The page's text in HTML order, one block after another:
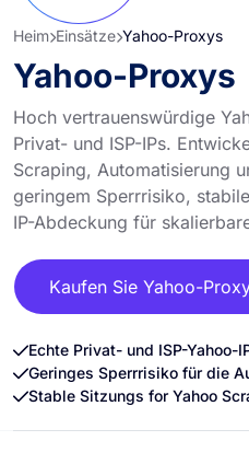
Heim Einsätze Yahoo-Proxys
Yahoo-Proxys
Hoch vertrauenswürdige
Privat- und ISP-IPs.
Scraping, Automatisierung
geringem Sperrrisiko,
IP-Abdeckung für
Kaufen Sie Yahoo-
Echte Privat- und ISP-Yahoo-
Geringes Sperrrisiko für die
Stable Sitzungs for Yahoo